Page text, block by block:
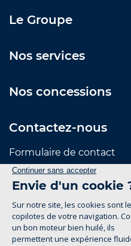
Le Groupe
Nos services
Nos concessions
Contactez-nous
Formulaire de contact
Suivez-nous
Politique de